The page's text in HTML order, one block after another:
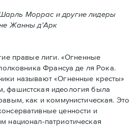
Моррас и другие лидеры
Жанны д'Арк
правые лиги. «Огненные
Франсуа де ля Рока.
называют «Огненные крeсты»
фашистская идеология была
как и коммунистическая. Это
ценности и
национал-патриотическая